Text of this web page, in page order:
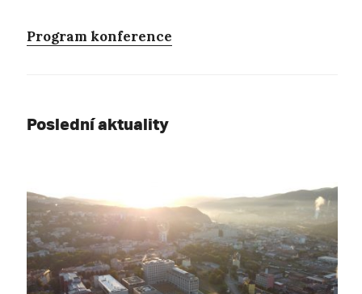
Program konference
Poslední aktuality